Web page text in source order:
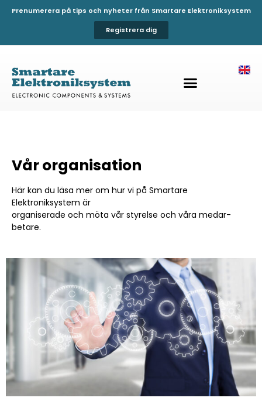
Prenumerera på tips och nyheter från Smartare Elektroniksystem
Registrera dig
Vår organisation
Här kan du läsa mer om hur vi på Smartare
Elektroniksystem är
organ­is­er­ade och möta vår styrelse och våra medar­
betare.